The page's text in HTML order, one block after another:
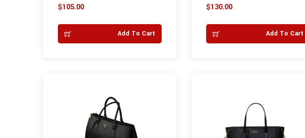
4.00
out of 5
$105.00
Add To Cart
5.00
out of 5
$130.00
Add To Cart